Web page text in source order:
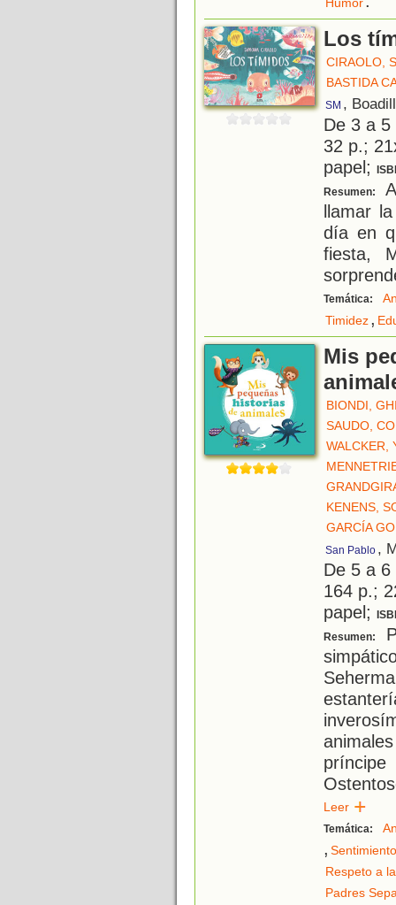
Humor
Los
CIRAOLO,
BASTIDA
SM ,
De 3 a
32 p.;
papel;
Resumen:
llamar
día en
fiesta,
Temática:
Timidez,
Mis
BIONDI,
SAUDO,
WALCKER,
KENENS,
GARCÍA
San Pablo ,
De 5 a
164 p.;
papel;
Resumen:
Leer
Temática:
,
Respeto a
Padres